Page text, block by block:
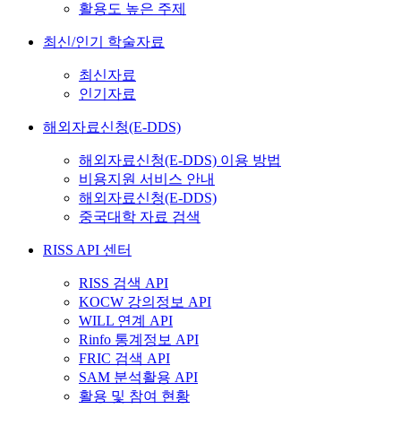
활용도 높은 주제
최신/인기 학술자료
최신자료
인기자료
해외자료신청(E-DDS)
해외자료신청(E-DDS) 이용 방법
비용지원 서비스 안내
해외자료신청(E-DDS)
중국대학 자료 검색
RISS API 센터
RISS 검색 API
KOCW 강의정보 API
WILL 연계 API
Rinfo 통계정보 API
FRIC 검색 API
SAM 분석활용 API
활용 및 참여 현황